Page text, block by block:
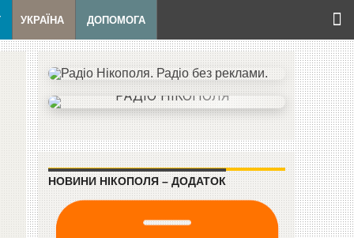
УКРАЇНА ДОПОМОГА
НОВИНИ НІКОПОЛЯ – ДОДАТОК